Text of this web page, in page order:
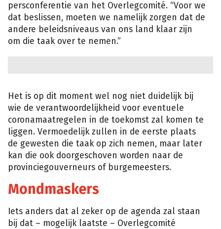
persconferentie van het Overlegcomité. “Voor we
dat beslissen, moeten we namelijk zorgen dat de
andere beleidsniveaus van ons land klaar zijn
om die taak over te nemen.”
Het is op dit moment wel nog niet duidelijk bij
wie de verantwoordelijkheid voor eventuele
coronamaatregelen in de toekomst zal komen te
liggen. Vermoedelijk zullen in de eerste plaats
de gewesten die taak op zich nemen, maar later
kan die ook doorgeschoven worden naar de
provinciegouverneurs of burgemeesters.
Mondmaskers
Iets anders dat al zeker op de agenda zal staan
bij dat – mogelijk laatste – Overlegcomité